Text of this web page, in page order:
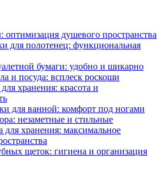
душевого пространства
для полотенец: функциональная
бумаги: удобно и шикарно
и посуда: всплеск роскоши
хранения: красота и
для ванной: комфорт под ногами
незаметные и стильные
для хранения: максимальное
щеток: гигиена и организация